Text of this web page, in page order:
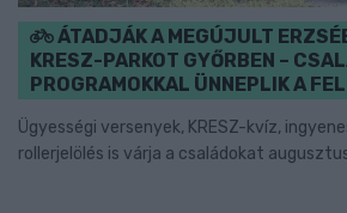
ÁTADJÁK A MEGÚJULT
KRESZ-PARKOT GYŐRBEN –
PROGRAMOKKAL ÜNNEPLIK A
Ügyességi versenyek, KRESZ-kvíz,
rollerjelölés is várja a családokat